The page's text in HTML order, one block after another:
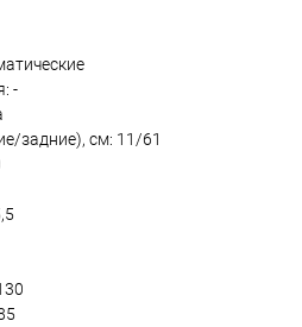
-
задние), см: 11/61